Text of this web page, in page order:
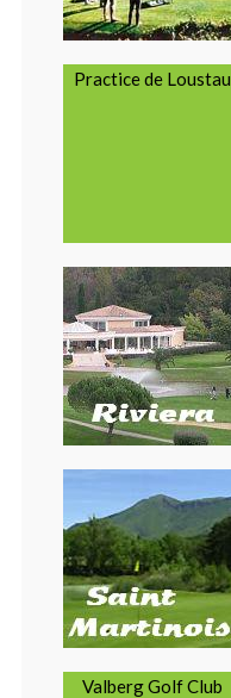
Practice de Loustau
Valberg Golf Club